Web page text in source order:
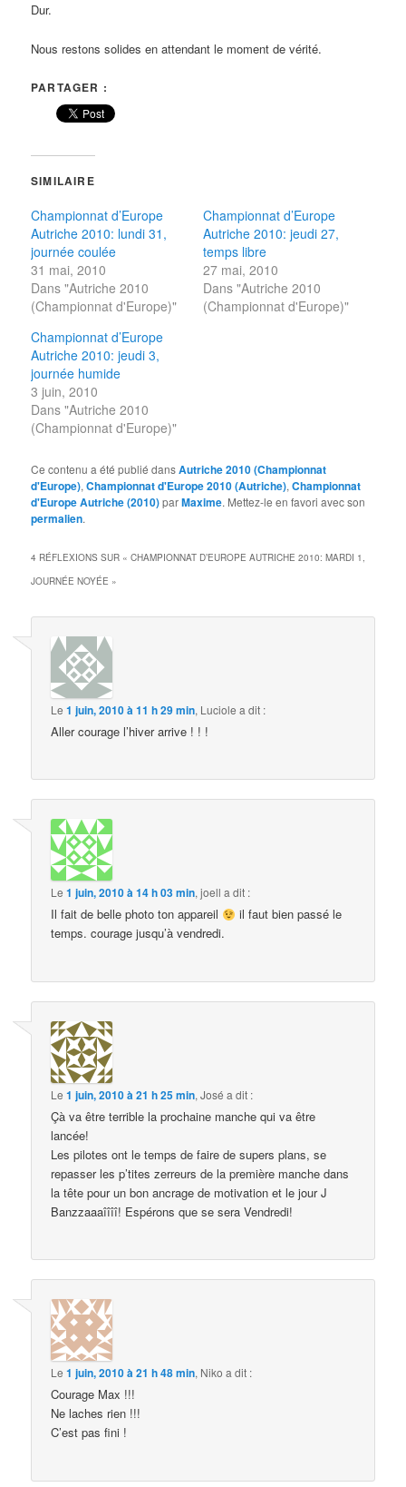
Dur.
Nous restons solides en attendant le moment de vérité.
PARTAGER :
SIMILAIRE
Championnat d’Europe
Autriche 2010: lundi 31,
journée coulée
31 mai, 2010
Dans "Autriche 2010
(Championnat d'Europe)"
Championnat d’Europe
Autriche 2010: jeudi 27,
temps libre
27 mai, 2010
Dans "Autriche 2010
(Championnat d'Europe)"
Championnat d’Europe
Autriche 2010: jeudi 3,
journée humide
3 juin, 2010
Dans "Autriche 2010
(Championnat d'Europe)"
Ce contenu a été publié dansAutriche 2010 (Championnat
d'Europe),Championnat d'Europe 2010 (Autriche),Championnat
d'Europe Autriche (2010)parMaxime. Mettez-le en favori avec son
permalien.
4 RÉFLEXIONS SUR «CHAMPIONNAT D’EUROPE AUTRICHE 2010: MARDI 1,
JOURNÉE NOYÉE »
Le1 juin, 2010 à 11 h 29 min, Luciole a dit :
Aller courage l’hiver arrive ! ! !
Le1 juin, 2010 à 14 h 03 min,joell a dit :
Il fait de belle photo ton appareil
il faut bien passé le
temps. courage jusqu’à vendredi.
Le1 juin, 2010 à 21 h 25 min,José a dit :
Çà va être terrible la prochaine manche qui va être
lancée!
Les pilotes ont le temps de faire de supers plans, se
repasser les p’tites zerreurs de la première manche dans
la tête pour un bon ancrage de motivation et le jour J
Banzzaaaîîîî! Espérons que se sera Vendredi!
Le1 juin, 2010 à 21 h 48 min, Niko a dit :
Courage Max !!!
Ne laches rien !!!
C’est pas fini !